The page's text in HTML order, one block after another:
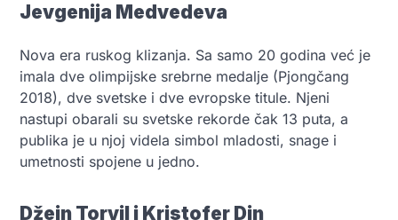
Jevgenija Medvedeva
Nova era ruskog klizanja. Sa samo 20 godina već je
imala dve olimpijske srebrne medalje (Pjongčang
2018), dve svetske i dve evropske titule. Njeni
nastupi obarali su svetske rekorde čak 13 puta, a
publika je u njoj videla simbol mladosti, snage i
umetnosti spojene u jedno.
Džejn Torvil i Kristofer Din